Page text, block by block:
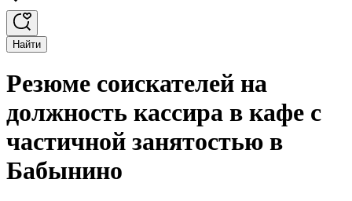
Найти
Резюме соискателей на
должность кассира в кафе с
частичной занятостью в
Бабынино